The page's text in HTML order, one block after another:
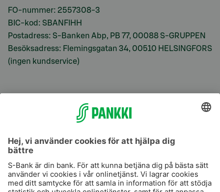
FO-nummer: 2557308-3
BIC-kod: SBANFIHH
Postadress: S-Banken Abp, PB 77, 00088 S-GRUPPEN
Besöksadress: Flemingsgatan 34, 00510 HELSINGFORS
(ingen kundservice)
S-Prime